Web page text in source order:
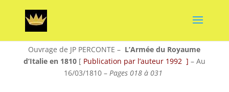
Ouvrage de JP PERCONTE – L’Armée du Royaume
d’Italie en 1810[ Publication par l’auteur 1992 ] – Au
16/03/1810 –Pages 018 à 031